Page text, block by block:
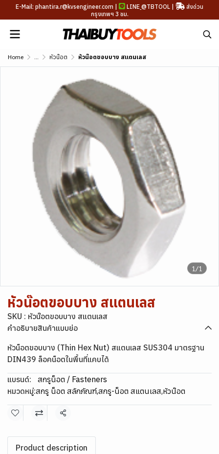
E-Mail: phantira.r@kvsengineer.com | LINE @TBTOOL |
ส่งด่วน
กรุงเทพฯ 3 ชม.
Home ... หัวน๊อต หัวน๊อตขอบบาง สแตนเลส
1/1
หัวน๊อตขอบบาง สแตนเลส
SKU : หัวน๊อตขอบบาง สแตนเลส
คำอธิบายสินค้าแบบย่อ
หัวน็อตขอบบาง (Thin Hex Nut) สแตนเลส SUS304 มาตรฐาน
DIN439 ล็อคน็อตในพื้นที่แคบได้
แบรนด์:
สกรูน็อต / Fasteners
หมวดหมู่:สกรู น็อต สลักภัณฑ์,สกรู-น็อต สแตนเลส,หัวน๊อต
แชร์
Product description